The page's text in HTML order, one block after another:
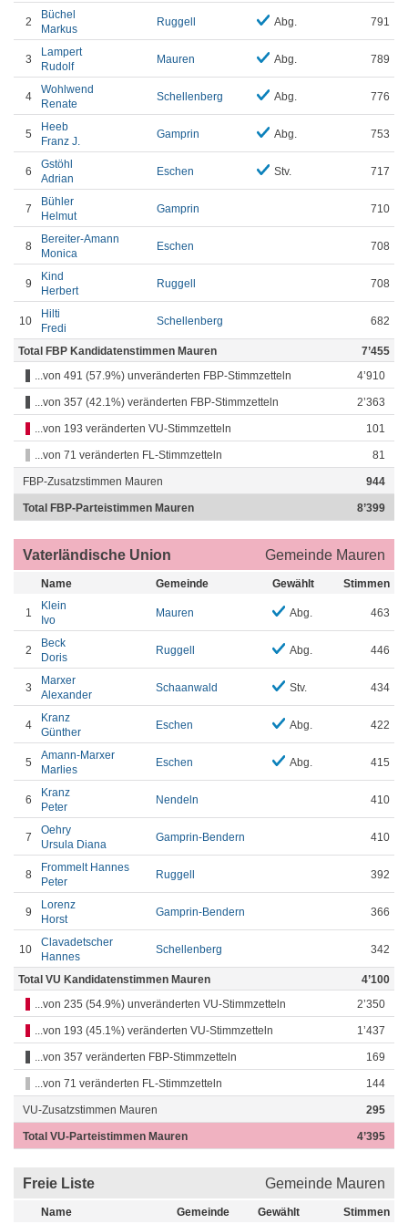
2
Büchel
Markus
Ruggell Abg. 791
3
Lampert
Rudolf
Mauren Abg. 789
4
Wohlwend
Renate
Schellenberg Abg. 776
5
Heeb
Franz J.
Gamprin Abg. 753
6
Gstöhl
Adrian
Eschen Stv. 717
7
Bühler
Helmut
Gamprin 710
8
Bereiter-Amann
Monica
Eschen 708
9
Kind
Herbert
Ruggell 708
10
Hilti
Fredi
Schellenberg 682
Total FBP Kandidatenstimmen Mauren
7’455
...von 491 (57.9%) unveränderten FBP-Stimmzetteln
4’910
...von 357 (42.1%) veränderten FBP-Stimmzetteln 2’363
...von 193 veränderten VU-Stimmzetteln 101
...von 71 veränderten FL-Stimmzetteln 81
FBP-Zusatzstimmen Mauren 944
Total FBP-Parteistimmen Mauren 8’399
Vaterländische Union Gemeinde Mauren
Name Gemeinde Gewählt Stimmen
1
Klein
Ivo
Mauren Abg. 463
2
Beck
Doris
Ruggell Abg. 446
3
Marxer
Alexander
Schaanwald Stv. 434
4
Kranz
Günther
Eschen Abg. 422
5
Amann-Marxer
Marlies
Eschen Abg. 415
6
Kranz
Peter
Nendeln 410
7
Oehry
Ursula Diana
Gamprin-Bendern 410
8
Frommelt Hannes
Peter
Ruggell 392
9
Lorenz
Horst
Gamprin-Bendern 366
10
Clavadetscher
Hannes
Schellenberg 342
Total VU Kandidatenstimmen Mauren
4’100
...von 235 (54.9%) unveränderten VU-Stimmzetteln
2’350
...von 193 (45.1%) veränderten VU-Stimmzetteln 1’437
...von 357 veränderten FBP-Stimmzetteln 169
...von 71 veränderten FL-Stimmzetteln 144
VU-Zusatzstimmen Mauren 295
Total VU-Parteistimmen Mauren 4’395
Freie Liste Gemeinde Mauren
Name Gemeinde Gewählt Stimmen